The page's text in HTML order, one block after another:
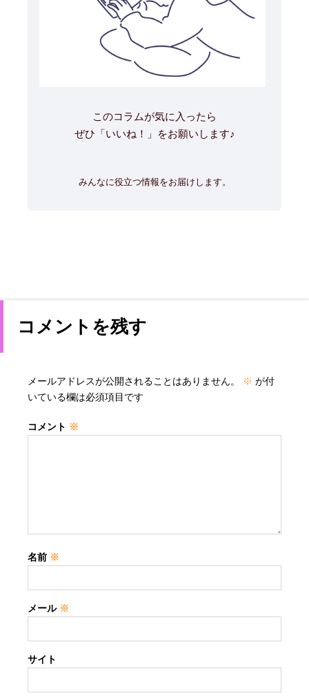
このコラムが気に入ったら
ぜひ「いいね！」をお願いします♪
みんなに役立つ情報をお届けします。
コメントを残す
メールアドレスが公開されることはありません。 ※ が付
いている欄は必須項目です
コメント ※
名前 ※
メール ※
サイト